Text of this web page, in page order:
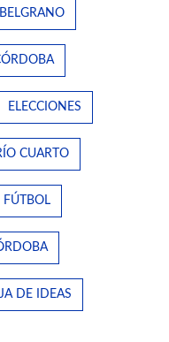
BELGRANO
ELECCIONES
CUARTO
FÚTBOL
DE IDEAS